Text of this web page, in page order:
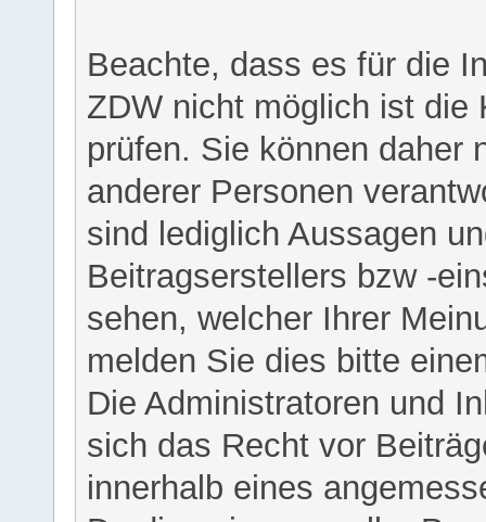
Beachte, dass es für die
ZDW nicht möglich ist die
prüfen. Sie können daher
anderer Personen
sind lediglich Aussagen
Beitragserstellers bzw -
sehen, welcher Ihrer
melden Sie dies bitte
Die Administratoren und
sich das Recht vor
innerhalb eines